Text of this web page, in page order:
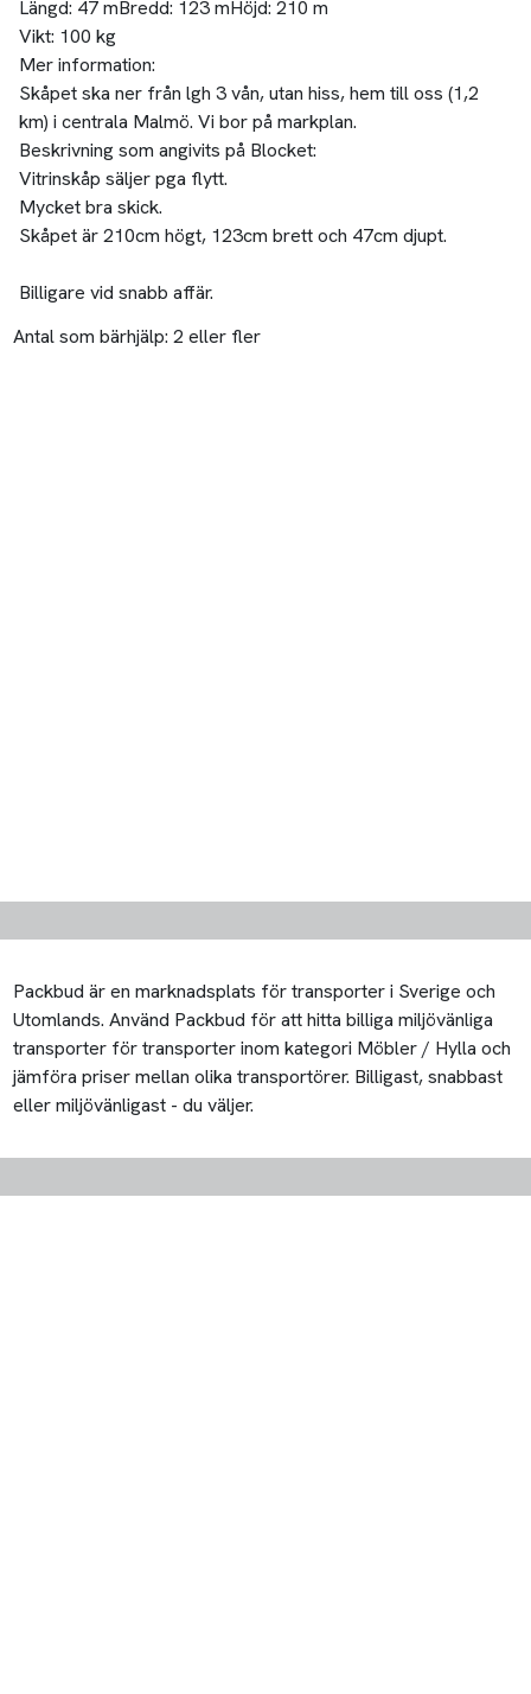
Längd: 47 mBredd: 123 mHöjd: 210 m
Vikt: 100 kg
Mer information:
Skåpet ska ner från lgh 3 vån, utan hiss, hem till oss (1,2
km) i centrala Malmö. Vi bor på markplan.
Beskrivning som angivits på Blocket:
Vitrinskåp säljer pga flytt.
Mycket bra skick.
Skåpet är 210cm högt, 123cm brett och 47cm djupt.
Billigare vid snabb affär.
Antal som bärhjälp: 2 eller fler
Packbud är en marknadsplats för transporter i Sverige och
Utomlands. Använd Packbud för att hitta billiga miljövänliga
transporter för transporter inom kategori Möbler / Hylla och
jämföra priser mellan olika transportörer. Billigast, snabbast
eller miljövänligast - du väljer.